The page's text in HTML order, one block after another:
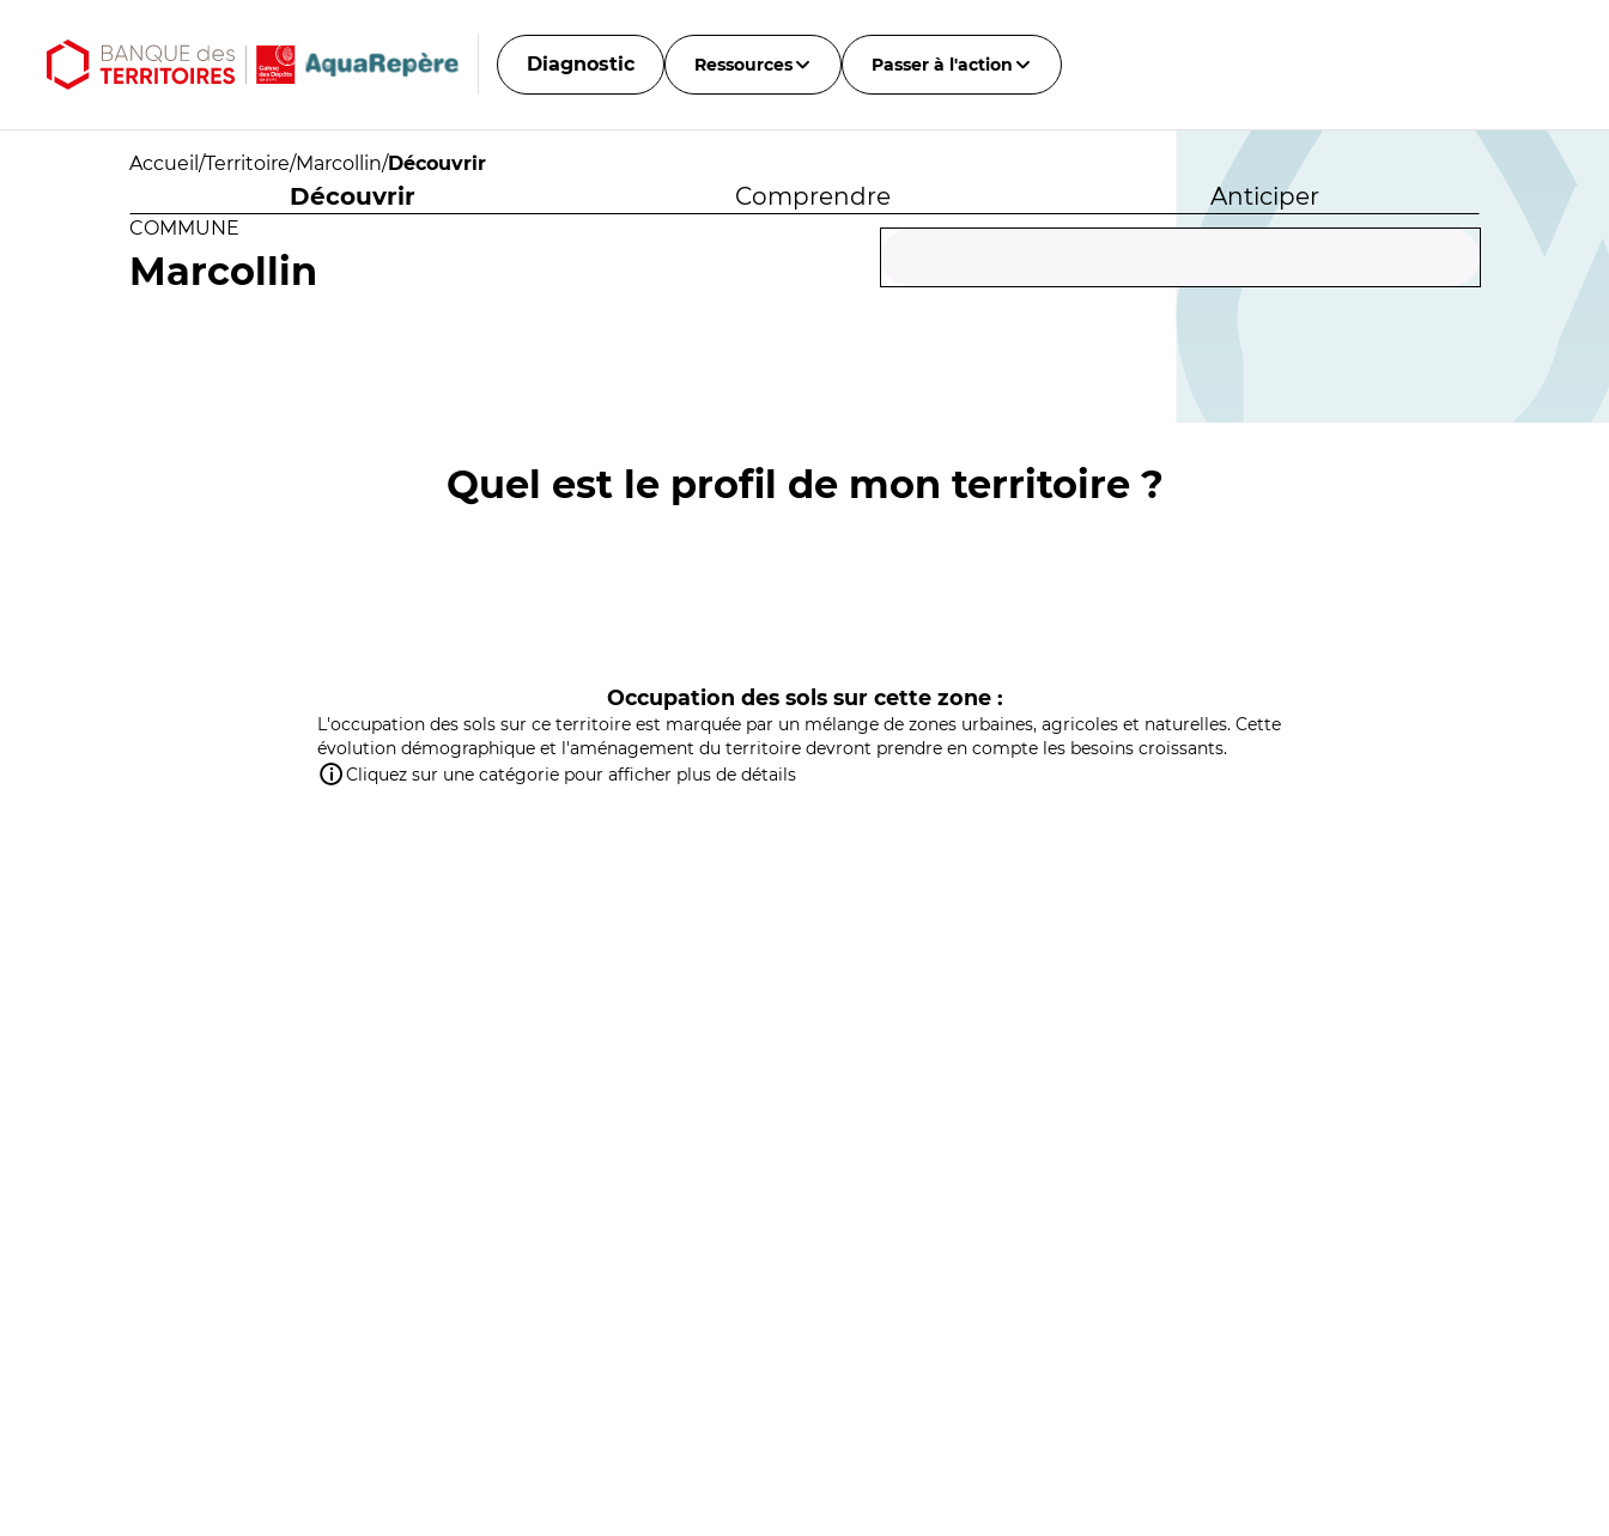
Diagnostic Ressources Passer à l'action
Accueil /Territoire/Marcollin/Découvrir
Découvrir Comprendre Anticiper
COMMUNE
Marcollin
Quel est le profil de mon territoire ?
Occupation des sols sur cette zone :
L'occupation des sols sur ce territoire est marquée par un mélange de zones urbaines, agricoles et naturelles. Cette
évolution démographique et l'aménagement du territoire devront prendre en compte les besoins croissants.
Cliquez sur une catégorie pour afficher plus de détails